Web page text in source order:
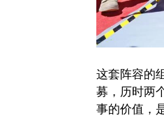
这套阵容的
募，历时两
事的价值，